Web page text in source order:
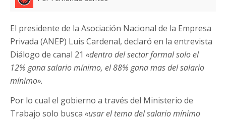
El presidente de la Asociación Nacional de la Empresa
Privada (ANEP) Luis Cardenal, declaró en la entrevista
Diálogo de canal 21 «dentro del sector formal solo el
12% gana salario mínimo, el 88% gana mas del salario
mínimo».
Por lo cual el gobierno a través del Ministerio de
Trabajo solo busca «usar el tema del salario mínimo